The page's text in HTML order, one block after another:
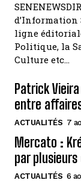
d’Information
ligne
Politique, la
Culture etc…
Patrick
entre
ACTUALITÉS 7
Mercato :
par
ACTUALITÉS 6